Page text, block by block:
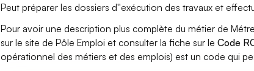
Peut préparer les dossiers d''exécution des travaux et
Pour avoir une description plus complète du métier de
sur le site de Pôle Emploi et consulter la fiche sur leCode
opérationnel des métiers et des emplois) est un code qui